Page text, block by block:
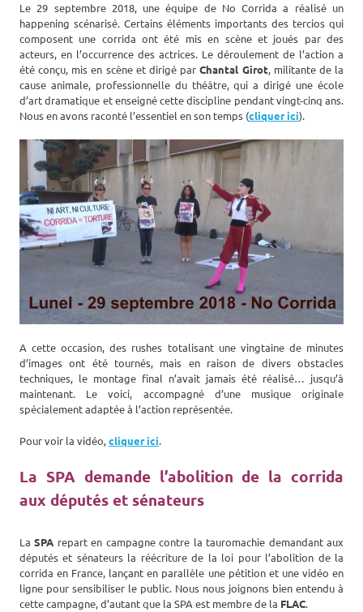
Le 29 septembre 2018, une équipe de No Corrida a réalisé un
happening scénarisé. Certains éléments importants des tercios qui
composent une corrida ont été mis en scène et joués par des
acteurs, en l’occurrence des actrices. Le déroulement de l’action a
été conçu, mis en scène et dirigé parChantal Girot, militante de la
cause animale, professionnelle du théâtre, qui a dirigé une école
d’art dramatique et enseigné cette discipline pendant vingt-cinq ans.
Nous en avons raconté l’essentiel en son temps (cliquer ici).
A cette occasion, des rushes totalisant une vingtaine de minutes
d’images ont été tournés, mais en raison de divers obstacles
techniques, le montage final n’avait jamais été réalisé… jusqu’à
maintenant. Le voici, accompagné d’une musique originale
spécialement adaptée à l’action représentée.
Pour voir la vidéo,cliquer ici.
La SPA demande l’abolition de la corrida
aux députés et sénateurs
LaSPA repart en campagne contre la tauromachie demandant aux
députés et sénateurs la réécriture de la loi pour l’abolition de la
corrida en France, lançant en parallèle une pétition et une vidéo en
ligne pour sensibiliser le public. Nous nous joignons bien entendu à
cette campagne, d’autant que la SPA est membre de la FLAC.